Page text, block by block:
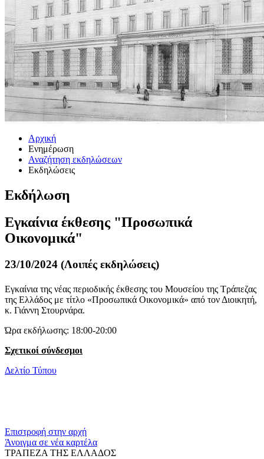
Αρχική
Ενημέρωση
Αναζήτηση εκδηλώσεων
Εκδηλώσεις
Εκδήλωση
Εγκαίνια έκθεσης "Προσωπικά
Οικονομικά"
23/10/2024 (Λοιπές εκδηλώσεις)
Εγκαίνια της νέας περιοδικής έκθεσης του Μουσείου της Τράπεζας
της Ελλάδος με τίτλο «Προσωπικά Οικονομικά» από τον Διοικητή,
κ. Γιάννη Στουρνάρα.
Ώρα εκδήλωσης: 18:00-20:00
Σχετικοί σύνδεσμοι
Δελτίο Τύπου
Επιστροφή στην αρχή
Άνοιγμα σε νέα καρτέλα
ΤΡΑΠΕΖΑ ΤΗΣ ΕΛΛΑΔΟΣ